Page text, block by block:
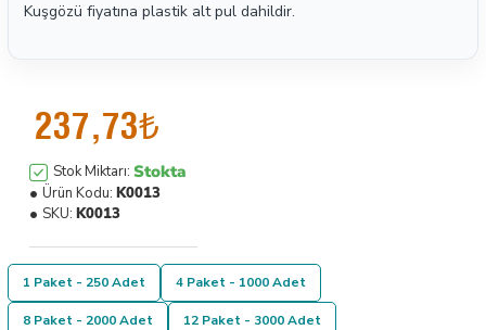
Kuşgözü fiyatına plastik alt pul dahildir.
237,73₺
Stok Miktarı: Stokta
Ürün Kodu: K0013
SKU: K0013
1 Paket - 250 Adet 4 Paket - 1000 Adet
8 Paket - 2000 Adet 12 Paket - 3000 Adet